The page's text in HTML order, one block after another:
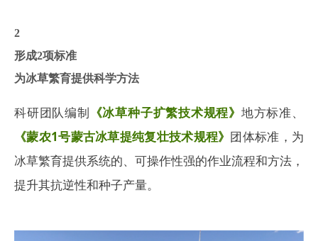
2
形成2项标准
为冰草繁育提供科学方法
科研团队编制 《冰草种子扩繁技术规程》 地方标准、
《蒙农1号蒙古冰草提纯复壮技术规程》 团体标准，为
冰草繁育提供系统的、可操作性强的作业流程和方法，
提升其抗逆性和种子产量。